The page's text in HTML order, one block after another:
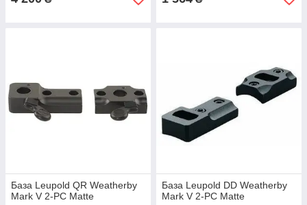
База Leupold QR Weatherby
Mark V 2-PC Matte
База Leupold DD Weatherby
Mark V 2-PC Matte